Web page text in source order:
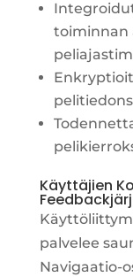
toiminnan
Käyttäjien
palvelee
Navigaatio-